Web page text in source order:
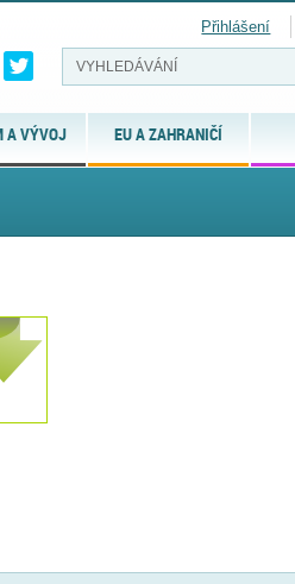
A VÝVOJ EU A ZAHRANIČÍ
Přihlášení